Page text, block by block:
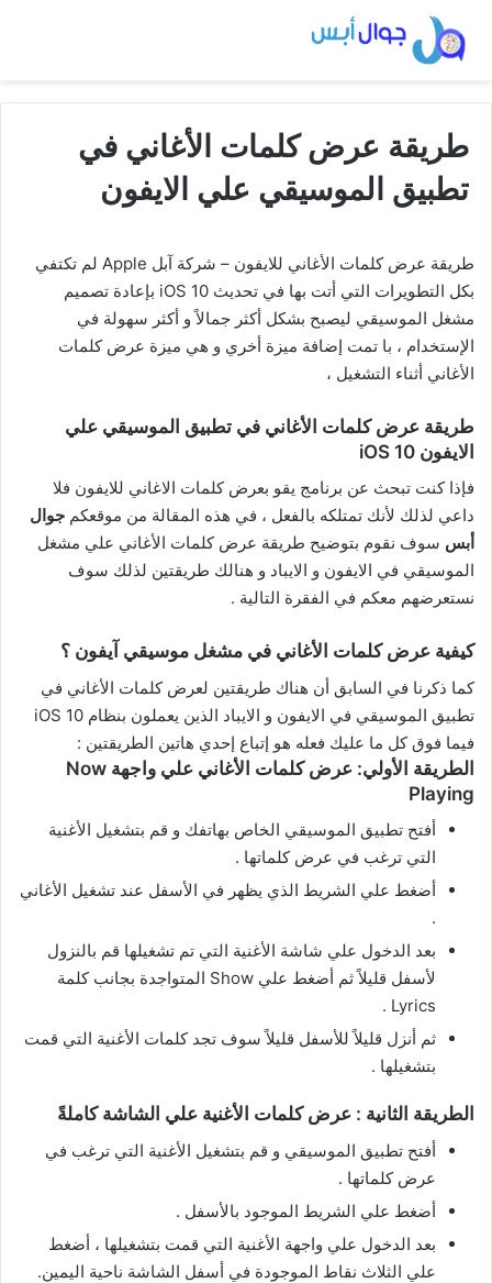
طريقة عرض كلمات الأغاني في
تطبيق الموسيقي علي الايفون
طريقة عرض كلمات الأغاني للايفون – شركة آبل Apple لم تكتفي
بكل التطويرات التي أتت بها في تحديث iOS 10 بإعادة تصميم
مشغل الموسيقي ليصبح بشكل أكثر جمالاً و أكثر سهولة في
الإستخدام ، با تمت إضافة ميزة أخري و هي ميزة عرض كلمات
الأغاني أثناء التشغيل ،
طريقة عرض كلمات الأغاني في تطبيق الموسيقي علي
الايفون iOS 10
فإذا كنت تبحث عن برنامج يقو بعرض كلمات الاغاني للايفون فلا
داعي لذلك لأنك تمتلكه بالفعل ، في هذه المقالة من موقعكم جوال
أبس سوف نقوم بتوضيح طريقة عرض كلمات الأغاني علي مشغل
الموسيقي في الايفون و الايباد و هنالك طريقتين لذلك سوف
نستعرضهم معكم في الفقرة التالية .
كيفية عرض كلمات الأغاني في مشغل موسيقي آيفون ؟
كما ذكرنا في السابق أن هناك طريقتين لعرض كلمات الأغاني في
تطبيق الموسيقي في الايفون و الايباد الذين يعملون بنظام iOS 10
فيما فوق كل ما عليك فعله هو إتباع إحدي هاتين الطريقتين :
الطريقة الأولي: عرض كلمات الأغاني علي واجهة Now
Playing
أفتح تطبيق الموسيقي الخاص بهاتفك و قم بتشغيل الأغنية
التي ترغب في عرض كلماتها .
أضغط علي الشريط الذي يظهر في الأسفل عند تشغيل الأغاني
.
بعد الدخول علي شاشة الأغنية التي تم تشغيلها قم بالنزول
لأسفل قليلاً ثم أضغط علي Show المتواجدة بجانب كلمة
Lyrics .
ثم أنزل قليلاً للأسفل قليلاً سوف تجد كلمات الأغنية التي قمت
بتشغيلها .
الطريقة الثانية : عرض كلمات الأغنية علي الشاشة كاملةً
أفتح تطبيق الموسيقي و قم بتشغيل الأغنية التي ترغب في
عرض كلماتها .
أضغط علي الشريط الموجود بالأسفل .
بعد الدخول علي واجهة الأغنية التي قمت بتشغيلها ، أضغط
علي الثلاث نقاط الموجودة في أسفل الشاشة ناحية اليمين.